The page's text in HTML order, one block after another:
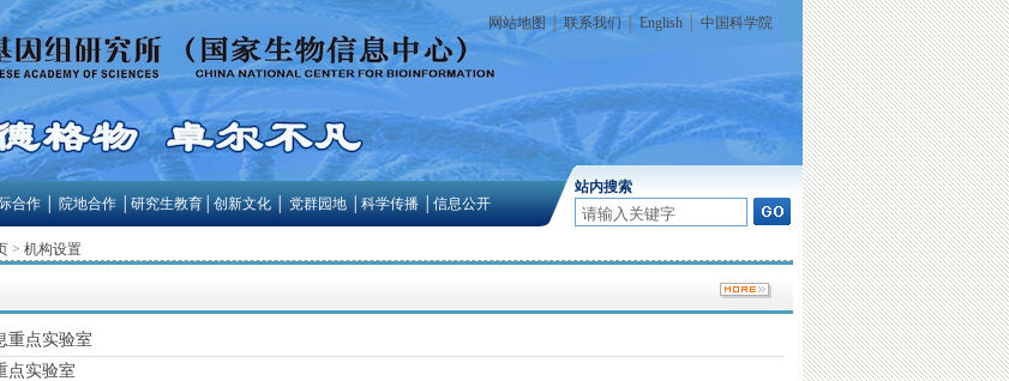
网站地图 联系我们│ English 中国科学院
合作 院地合作 研究生教育 创新文化 党群园地 科学传播 信息公开
站内搜索
> 机构设置
重点实验室
点实验室